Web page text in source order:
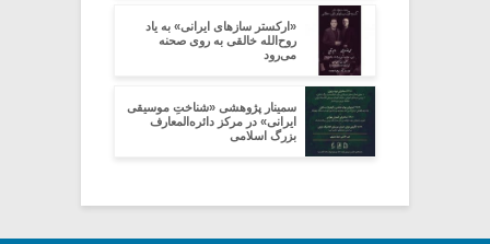
«ارکستر سازهای ایرانی» به یاد
روح‌الله خالقی به روی صحنه
می‌رود
سمینار پژوهشی «شناختِ موسیقی
ایرانی» در مرکز دائره‌المعارف
بزرگ اسلامی